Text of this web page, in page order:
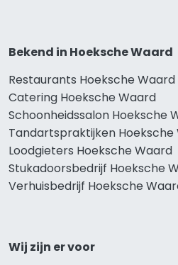
Bekend in Hoeksche Waard
Restaurants Hoeksche Waard
Catering Hoeksche Waard
Schoonheidssalon Hoeksche
Tandartspraktijken Hoeksche
Loodgieters Hoeksche Waard
Stukadoorsbedrijf Hoeksche
Verhuisbedrijf Hoeksche
Wij zijn er voor